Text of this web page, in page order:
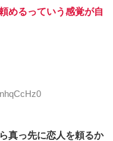
めるっていう感覚が自
真っ先に恋人を頼るか